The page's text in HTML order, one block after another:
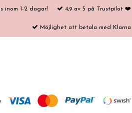
inom 1-2 dagar! 4,9 av 5 på Trustpilot ❤️
Möjlighet att betala med Klarna